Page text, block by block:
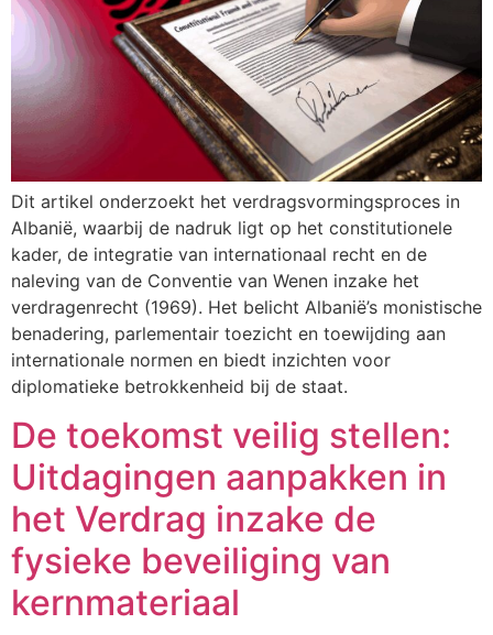
Dit artikel onderzoekt het verdragsvormingsproces in
Albanië, waarbij de nadruk ligt op het constitutionele
kader, de integratie van internationaal recht en de
naleving van de Conventie van Wenen inzake het
verdragenrecht (1969). Het belicht Albanië’s monistische
benadering, parlementair toezicht en toewijding aan
internationale normen en biedt inzichten voor
diplomatieke betrokkenheid bij de staat.
De toekomst veilig stellen:
Uitdagingen aanpakken in
het Verdrag inzake de
fysieke beveiliging van
kernmateriaal